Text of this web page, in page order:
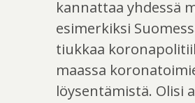
kannattaa yhdessä
esimerkiksi
tiukkaa
maassa
löysentämistä. Olisi